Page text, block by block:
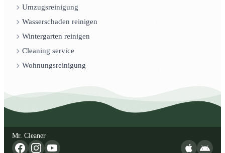
Umzugsreinigung
Wasserschaden reinigen
Wintergarten reinigen
Cleaning service
Wohnungsreinigung
Mr. Cleaner